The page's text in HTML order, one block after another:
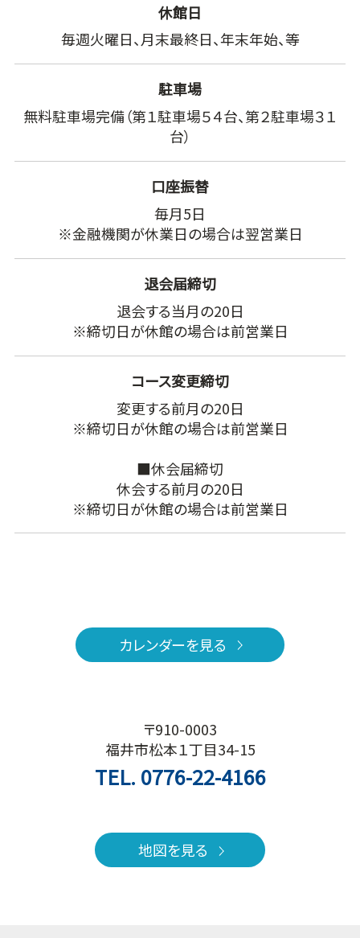
休館日
毎週火曜日、月末最終日、年末年始、等
駐車場
無料駐車場完備（第１駐車場５４台、第２駐車場３１
台）
口座振替
毎月5日
※金融機関が休業日の場合は翌営業日
退会届締切
退会する当月の20日
※締切日が休館の場合は前営業日
コース変更締切
変更する前月の20日
※締切日が休館の場合は前営業日
■休会届締切
休会する前月の20日
※締切日が休館の場合は前営業日
カレンダーを見る
〒910-0003
福井市松本１丁目34-15
TEL. 0776-22-4166
地図を見る